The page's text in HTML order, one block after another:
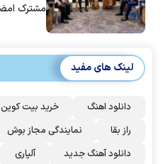
مشترک
لینک های مفید
دانلود اهنگ خرید بیت کوین
راز بقا
نمایندگی مجاز بوش
دانلود آهنگ جدید
آلپاری